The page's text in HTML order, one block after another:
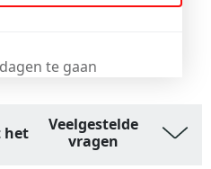
dagen te gaan
het
Veelgestelde
vragen